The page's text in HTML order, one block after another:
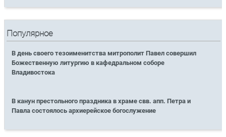
Популярное
В день своего тезоименитства митрополит Павел совершил
Божественную литургию в кафедральном соборе
Владивостока
В канун престольного праздника в храме свв. апп. Петра и
Павла состоялось архиерейское богослужение